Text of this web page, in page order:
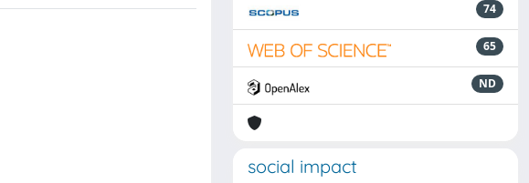
74
65
ND
social impact